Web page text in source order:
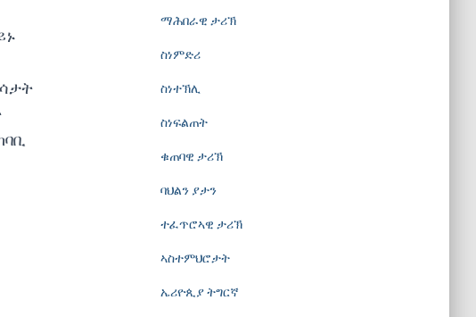
ማሕበራዊ ታሪኽ
ስነምድሪ
ስነተኽሊ
ስነፍልጠት
ቁጠባዊ ታሪኽ
ባህልን ያታን
ተፈጥሮኣዊ ታሪኽ
ኣስተምህሮታት
ኤሪዮጲያ ትግርኛ